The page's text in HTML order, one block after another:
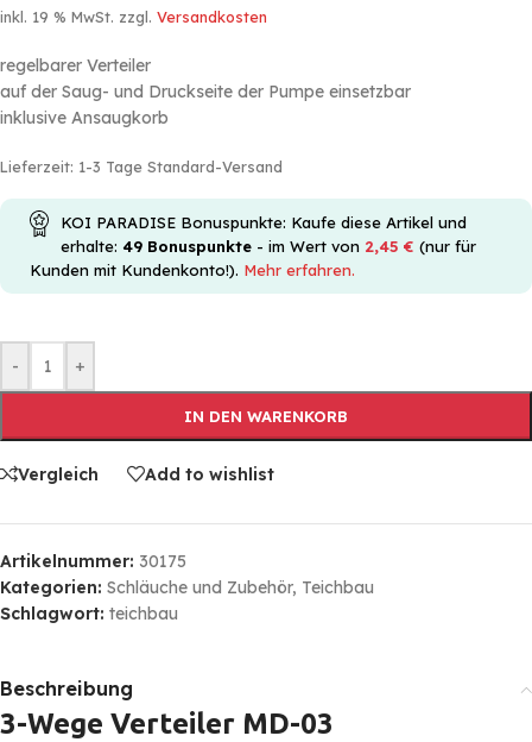
inkl. 19 % MwSt. zzgl. Versandkosten
regelbarer Verteiler
auf der Saug- und Druckseite der Pumpe einsetzbar
inklusive Ansaugkorb
Lieferzeit: 1-3 Tage Standard-Versand
KOI PARADISE Bonuspunkte: Kaufe diese Artikel und
erhalte: 49 Bonuspunkte - im Wert von 2,45 € (nur für
Kunden mit Kundenkonto!). Mehr erfahren.
- +
IN DEN WARENKORB
Vergleich Add to wishlist
Artikelnummer: 30175
Kategorien: Schläuche und Zubehör, Teichbau
Schlagwort: teichbau
Beschreibung
3-Wege Verteiler MD-03